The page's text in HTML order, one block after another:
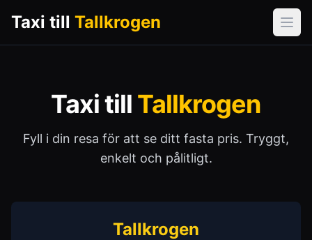
Taxi till Tallkrogen
Taxi till Tallkrogen
Fyll i din resa för att se ditt fasta pris. Tryggt,
enkelt och pålitligt.
Tallkrogen